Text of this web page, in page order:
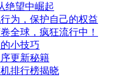
绝望中崛起
为，保护自己的权益
全球，疯狂流行中！
小技巧
更新秘籍
排行榜揭晓